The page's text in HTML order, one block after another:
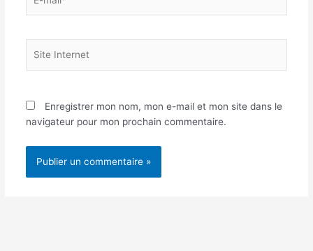
mail*
Internet
Enregistrer mon nom, mon e-mail et mon site dans le
navigateur pour mon prochain commentaire.